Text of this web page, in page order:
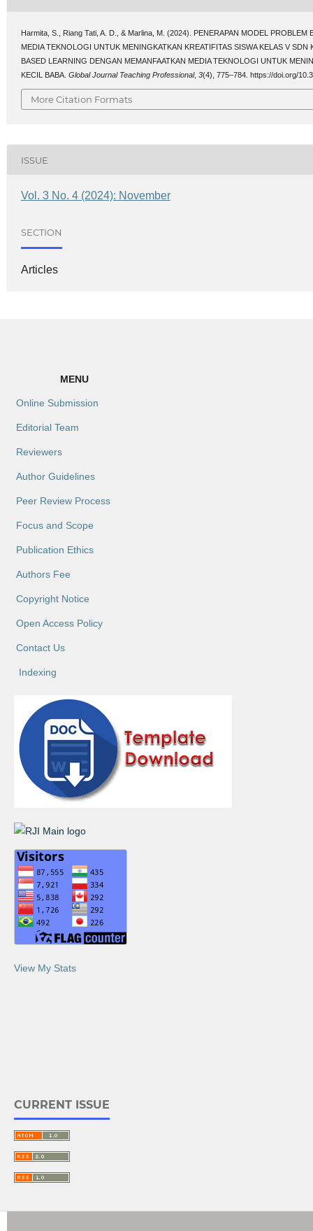
Harmita, S., Riang Tati, A. D., & Marlina, M. (2024). PENERAPAN MODEL
MEDIA TEKNOLOGI UNTUK MENINGKATKAN KREATIFITAS SISWA KELAS V
BASED LEARNING DENGAN MEMANFAATKAN MEDIA TEKNOLOGI UNTUK
KECIL BABA. Global Journal Teaching Professional, 3(4), 775–784. https://doi.org/
More Citation Formats
ISSUE
Vol. 3 No. 4 (2024): November
SECTION
Articles
MENU
Online Submission
Editorial Team
Reviewers
Author Guidelines
Peer Review Process
Focus and Scope
Publication Ethics
Authors Fee
Copyright Notice
Open Access Policy
Contact Us
Indexing
View My Stats
CURRENT ISSUE